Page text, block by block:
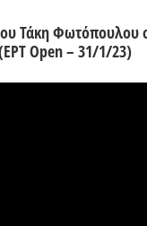
Τάκη Φωτόπουλου
Open – 31/1/23)